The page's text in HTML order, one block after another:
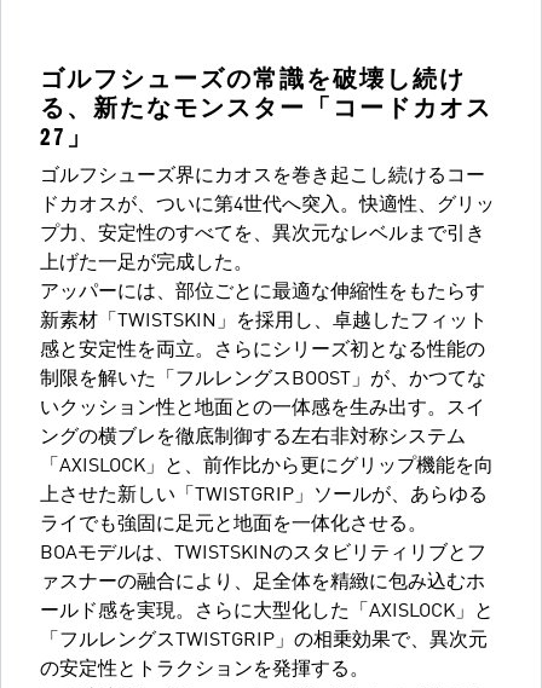
ゴルフシューズの常識を破壊し続け
る、新たなモンスター「コードカオス
27」
ゴルフシューズ界にカオスを巻き起こし続けるコー
ドカオスが、ついに第4世代へ突入。快適性、グリッ
プ力、安定性のすべてを、異次元なレベルまで引き
上げた一足が完成した。
アッパーには、部位ごとに最適な伸縮性をもたらす
新素材「TWISTSKIN」を採用し、卓越したフィット
感と安定性を両立。さらにシリーズ初となる性能の
制限を解いた「フルレングスBOOST」が、かつてな
いクッション性と地面との一体感を生み出す。スイ
ングの横ブレを徹底制御する左右非対称システム
「AXISLOCK」と、前作比から更にグリップ機能を向
上させた新しい「TWISTGRIP」ソールが、あらゆる
ライでも強固に足元と地面を一体化させる。
BOAモデルは、TWISTSKINのスタビリティリブとフ
ァスナーの融合により、足全体を精緻に包み込むホ
ールド感を実現。さらに大型化した「AXISLOCK」と
「フルレングスTWISTGRIP」の相乗効果で、異次元
の安定性とトラクションを発揮する。